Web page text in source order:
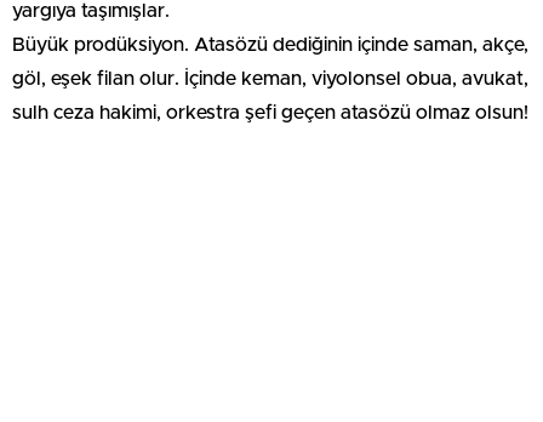
yargıya taşımışlar.
Büyük prodüksiyon. Atasözü dediğinin içinde saman, akçe,
göl, eşek filan olur. İçinde keman, viyolonsel obua, avukat,
sulh ceza hakimi, orkestra şefi geçen atasözü olmaz olsun!